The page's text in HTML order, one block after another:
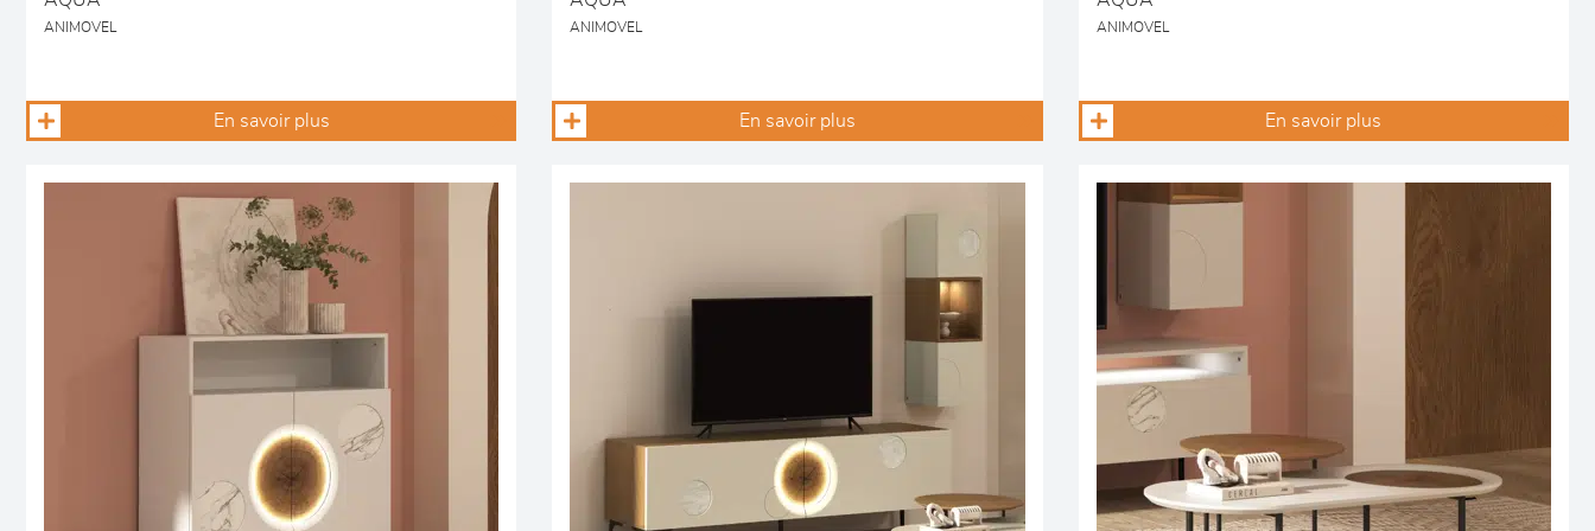
ANIMOVEL
En savoir plus
ANIMOVEL
En savoir plus
ANIMOVEL
En savoir plus